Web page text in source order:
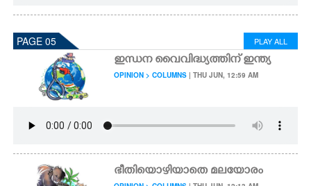
PAGE 05 PLAY ALL
ഇന്ധന വൈവിദ്ധ്യത്തിന് ഇന്ത്യ
OPINION > COLUMNS | THU JUN, 12:59 AM
ഭീതിയൊഴിയാതെ മലയോരം